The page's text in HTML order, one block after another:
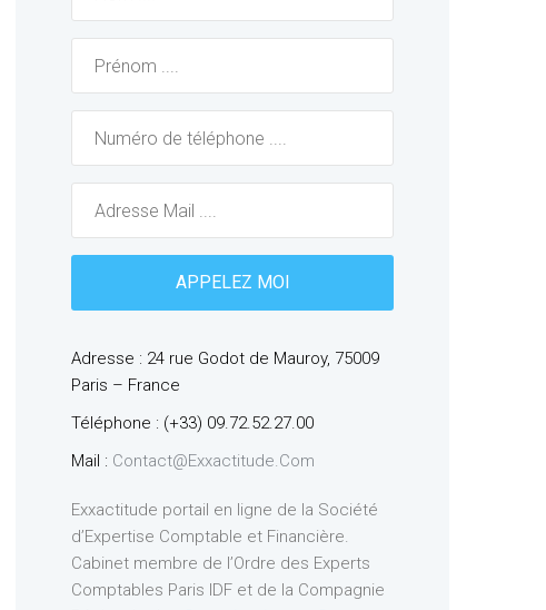
Adresse : 24 rue Godot de Mauroy, 75009
Paris – France
Téléphone : (+33) 09.72.52.27.00
Mail : Contact@exxactitude.com
Exxactitude portail en ligne de la Société
d’Expertise Comptable et Financière.
Cabinet membre de l’Ordre des Experts
Comptables Paris IDF et de la Compagnie